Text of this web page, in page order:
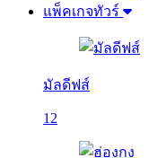
แพ็คเกจทัวร์
มัลดีฟส์
12